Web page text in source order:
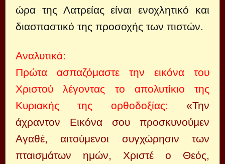
ώρα της Λατρείας είναι ενοχλητικό και
διασπαστικό της προσοχής των πιστών.
Αναλυτικά:
Πρώτα ασπαζόμαστε την εικόνα του
Χριστού λέγοντας το απολυτίκιο της
Κυριακής της ορθοδοξίας:
«Την
άχραντον Εικόνα σου προσκυνούμεν
Αγαθέ, αιτούμενοι συγχώρησιν των
πταισμάτων ημών, Χριστέ ο Θεός,